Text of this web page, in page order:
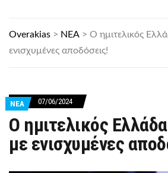
Overakias > ΝΕΑ > Ο ημιτελικός
ενισχυμένες αποδόσεις!
ΝΕΑ 07/06/2024
Ο ημιτελικός
με ενισχυμένες